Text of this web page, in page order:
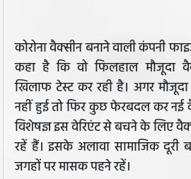
कोरोना वैक्सीन बनाने वाली कंपनी
कहा है कि वो फिलहाल मौजूदा
खिलाफ टेस्ट कर रही है। अगर
नहीं हुई तो फिर कुछ फेरबदल कर नई
विशेषज्ञ इस वेरिएंट से बचने के लिए
रहें हैं। इसके अलावा सामाजिक दूरी
जगहों पर मासक पहने रहें।